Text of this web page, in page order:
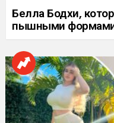
Белла Бодхи,
пышными